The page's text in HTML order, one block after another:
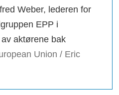
Weber, lederen for
EPP i
aktørene bak
Union / Eric